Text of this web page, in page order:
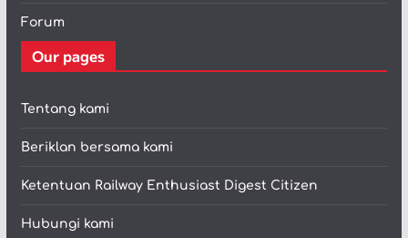
Forum
Our pages
Tentang kami
Beriklan bersama kami
Ketentuan Railway Enthusiast Digest Citizen
Hubungi kami